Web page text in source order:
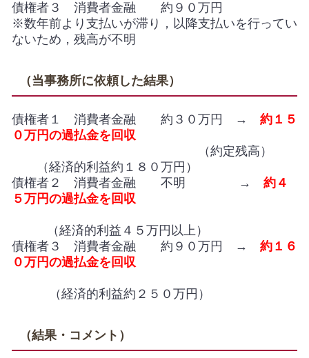
債権者３ 消費者金融 約９０万円
※数年前より支払いが滞り，以降支払いを行ってい
ないため，残高が不明
（当事務所に依頼した結果）
債権者１ 消費者金融 約３０万円 → 約１５
０万円の過払金を回収
（約定残高）
（経済的利益約１８０万円）
債権者２ 消費者金融 不明 → 約４
５万円の過払金を回収
（経済的利益４５万円以上）
債権者３ 消費者金融 約９０万円 → 約１６
０万円の過払金を回収
（経済的利益約２５０万円）
（結果・コメント）